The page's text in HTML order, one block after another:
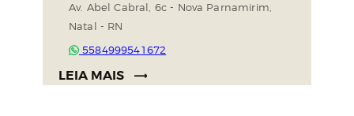
Av. Abel Cabral, 6c - Nova Parnamirim,
Natal - RN
5584999541672
LEIA MAIS